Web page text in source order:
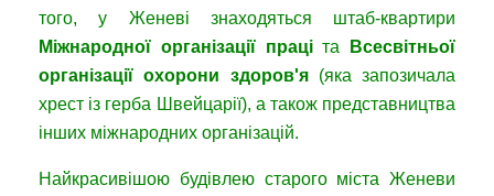
того, у Женеві знаходяться штаб-квартири
Міжнародної організації праціта
Всесвітньої
організації охорони здоров'я (яка запозичала
хрест із герба Швейцарії), а також представництва
інших міжнародних організацій.
Найкрасивішою будівлею старого міста Женеви